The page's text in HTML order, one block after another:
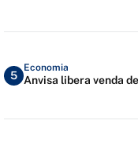
5
Economia
Anvisa libera venda